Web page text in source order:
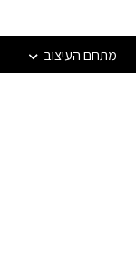
מתחם העיצוב